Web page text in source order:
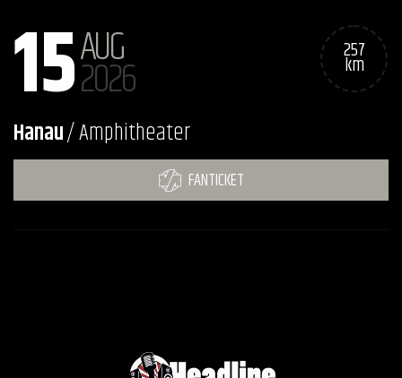
15AUG
2026 257
km
Hanau/ Amphitheater
FANTICKET